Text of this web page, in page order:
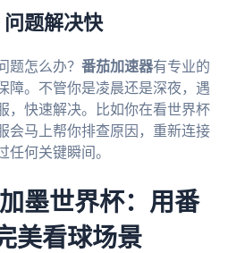
题解决快
题怎么办？ 番茄加速器有专业的
障。不管你是凌晨还是深夜，遇
，快速解决。比如你在看世界杯
会马上帮你排查原因，重新连接
任何关键瞬间。
墨世界杯：用番
美看球场景